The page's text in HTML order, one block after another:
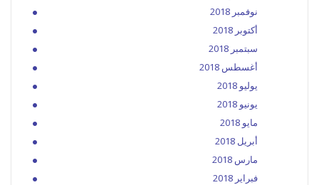
نوفمبر 2018
أكتوبر 2018
سبتمبر 2018
أغسطس 2018
يوليو 2018
يونيو 2018
مايو 2018
أبريل 2018
مارس 2018
فبراير 2018